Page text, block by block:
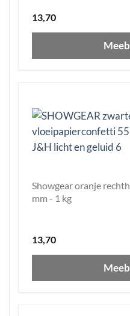
13,70
Showgear oranje
mm - 1 kg
13,70